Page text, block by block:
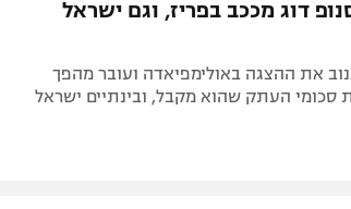
דוג מככב בפריז, וגם ישראל
את ההצגה באולימפיאדה ועובר מהפך
העתק שהוא מקבל, ובינתיים ישראל